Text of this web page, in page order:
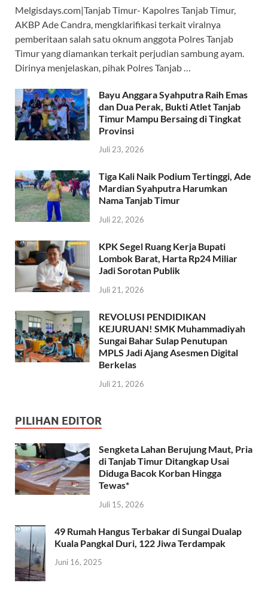
e
b
o
o
k
at
s
A
p
p
e
gr
a
m
itt
er
e
a
ds
Melgisdays.com|Tanjab Timur- Kapolres Tanjab Timur,
AKBP Ade Candra, mengklarifikasi terkait viralnya
pemberitaan salah satu oknum anggota Polres Tanjab
Timur yang diamankan terkait perjudian sambung ayam.
Dirinya menjelaskan, pihak Polres Tanjab …
Bayu Anggara Syahputra Raih Emas
dan Dua Perak, Bukti Atlet Tanjab
Timur Mampu Bersaing di Tingkat
Provinsi
Juli 23, 2026
Tiga Kali Naik Podium Tertinggi, Ade
Mardian Syahputra Harumkan
Nama Tanjab Timur
Juli 22, 2026
KPK Segel Ruang Kerja Bupati
Lombok Barat, Harta Rp24 Miliar
Jadi Sorotan Publik
Juli 21, 2026
REVOLUSI PENDIDIKAN
KEJURUAN! SMK Muhammadiyah
Sungai Bahar Sulap Penutupan
MPLS Jadi Ajang Asesmen Digital
Berkelas
Juli 21, 2026
PILIHAN EDITOR
Sengketa Lahan Berujung Maut, Pria
di Tanjab Timur Ditangkap Usai
Diduga Bacok Korban Hingga
Tewas*
Juli 15, 2026
49 Rumah Hangus Terbakar di Sungai Dualap
Kuala Pangkal Duri, 122 Jiwa Terdampak
Juni 16, 2025